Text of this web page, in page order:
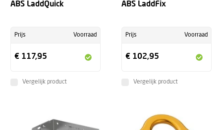
ABS LaddQuick
Prijs Voorraad
€ 117,95
Vergelijk product
ABS LaddFix
Prijs Voorraad
€ 102,95
Vergelijk product